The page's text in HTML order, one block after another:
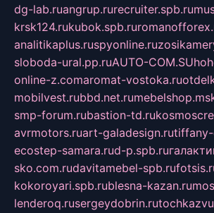
dg-lab.ruangrup.rurecruiter.spb.ru
krsk124.rukubok.spb.ru
analitikaplus.ruspyonline.ru
sloboda-ural.pp.ruAUTO-COM.SU
online-z.comaromat-vostoka.ru
mobilvest.rubbd.net.ru
smp-forum.rubastion-td.ru
avrmotors.ruart-galadesign.ru
ecostep-samara.rud-p.spb.ru
sko.com.rudavitamebel-spb.ru
kokoroyari.spb.rublesna-kazan.ru
lenderoq.rusergeydobrin.ru